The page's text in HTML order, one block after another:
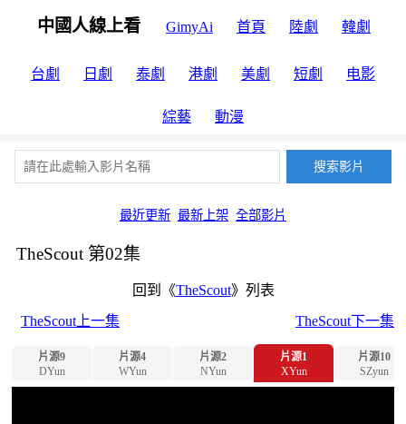
中國人線上看 GimyAi 首頁 陸劇 韓劇
台劇 日劇 泰劇 港劇 美劇 短劇 电影
綜藝 動漫
最近更新 最新上架 全部影片
TheScout 第02集
回到《TheScout》列表
TheScout上一集
TheScout下一集
片源9
DYun
片源4
WYun
片源2
NYun
片源1
XYun
片源10
SZyun